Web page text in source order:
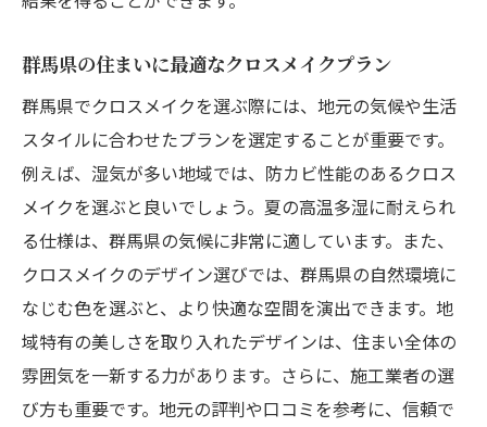
群馬県の住まいに最適なクロスメイクプラン
群馬県でクロスメイクを選ぶ際には、地元の気候や生活
スタイルに合わせたプランを選定することが重要です。
例えば、湿気が多い地域では、防カビ性能のあるクロス
メイクを選ぶと良いでしょう。夏の高温多湿に耐えられ
る仕様は、群馬県の気候に非常に適しています。また、
クロスメイクのデザイン選びでは、群馬県の自然環境に
なじむ色を選ぶと、より快適な空間を演出できます。地
域特有の美しさを取り入れたデザインは、住まい全体の
雰囲気を一新する力があります。さらに、施工業者の選
び方も重要です。地元の評判や口コミを参考に、信頼で